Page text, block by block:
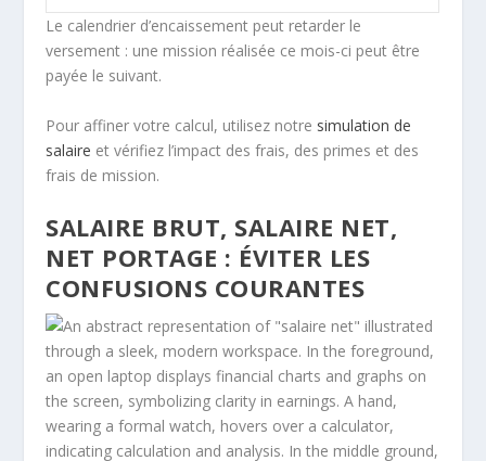
Le calendrier d’encaissement peut retarder le
versement : une mission réalisée ce mois-ci peut être
payée le suivant.
Pour affiner votre calcul, utilisez notre simulation de
salaire et vérifiez l’impact des frais, des primes et des
frais de mission.
SALAIRE BRUT, SALAIRE NET,
NET PORTAGE : ÉVITER LES
CONFUSIONS COURANTES